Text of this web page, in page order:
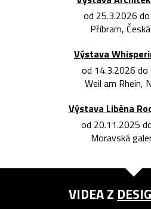
od 25.3.2026
Příbram,
Výstava
od 14.3.2026 do
Weil am Rhein,
Výstava Liběna
od 20.11.2025
Moravská
VIDEA Z